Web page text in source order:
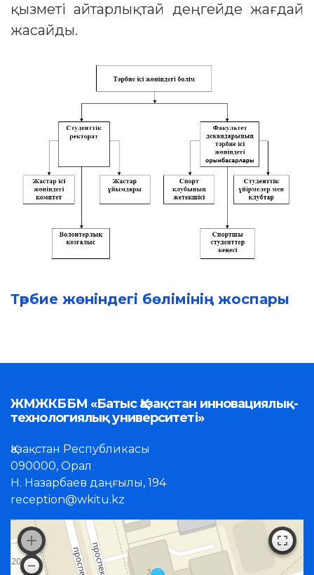
қызметі айтарлықтай деңгейде жағдай
жасайды.
Тәрбие жөніндегі бөлімінің жоспары
ЖМЖКББМ «Батыс Қазақстан инновациялық-
технологиялық университеті»
Қазақстан Республикасы
090000, Орал
Н. Назарбаев даңғылы, 194
reception@wkitu.kz